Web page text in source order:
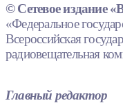
© Сетевое издание
«Федеральное
Всероссийская
радиовещательная
Главный редактор